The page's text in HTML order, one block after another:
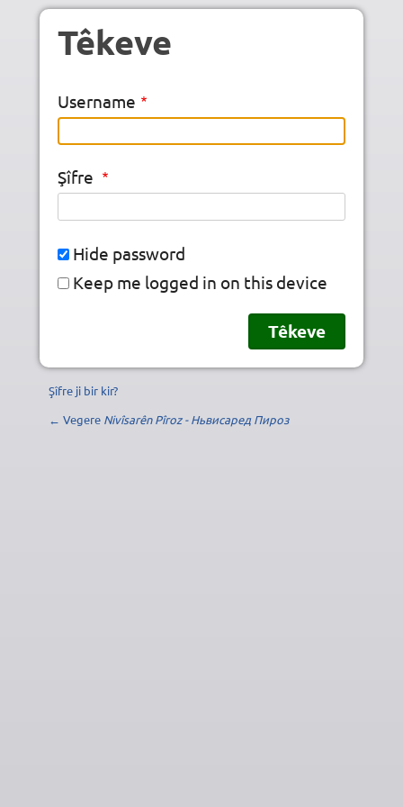
Skip to main content
Têkeve
Username
Şîfre
Hide password
Keep me logged in on this device
Şîfre ji bir kir?
← Vegere Nivîsarên Pîroz - Ньвисаред Пироз